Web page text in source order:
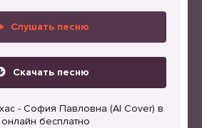
Слушать песню
Скачать песню
- София Павловна (AI Cover) в
бесплатно